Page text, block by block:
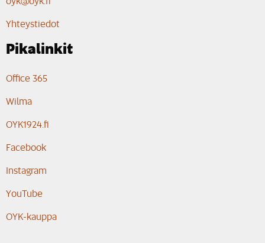
Yhteystiedot
Pikalinkit
Office 365
Wilma
OYK1924.fi
Facebook
Instagram
YouTube
OYK-kauppa